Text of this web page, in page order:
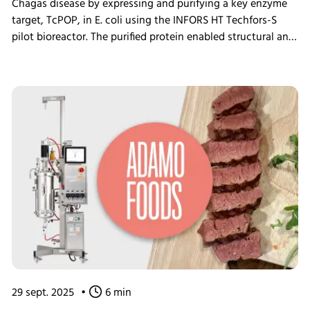
Chagas disease by expressing and purifying a key enzyme
target, TcPOP, in E. coli using the INFORS HT Techfors-S
pilot bioreactor. The purified protein enabled structural and
insights into the conformational dynamics of the enzyme.
These findings offer a strong foundation for the
development of a targeted, protein-based vaccine
candidate for a globally neglected tropical disease.
29 sept. 2025 • 6 min